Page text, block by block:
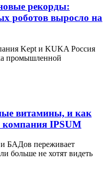
рекорды:
роботов выросло на
Kept и KUKA Россия
промышленной
витамины, и как
компания IPSUM
БАДов переживает
больше не хотят видеть